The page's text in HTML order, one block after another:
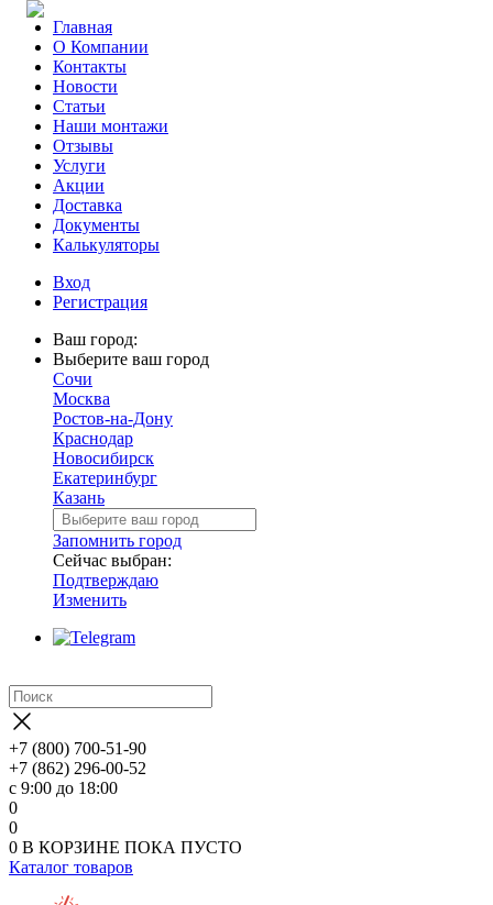
Главная
О Компании
Контакты
Новости
Статьи
Наши монтажи
Отзывы
Услуги
Акции
Доставка
Документы
Калькуляторы
Вход
Регистрация
Ваш город:
Выберите ваш город
Сочи
Москва
Ростов-на-Дону
Краснодар
Новосибирск
Екатеринбург
Казань
Запомнить город
Сейчас выбран:
Подтверждаю
Изменить
+7 (800) 700-51-90
+7 (862) 296-00-52
с 9:00 до 18:00
0
0
0 В КОРЗИНЕ ПОКА ПУСТО
Каталог товаров